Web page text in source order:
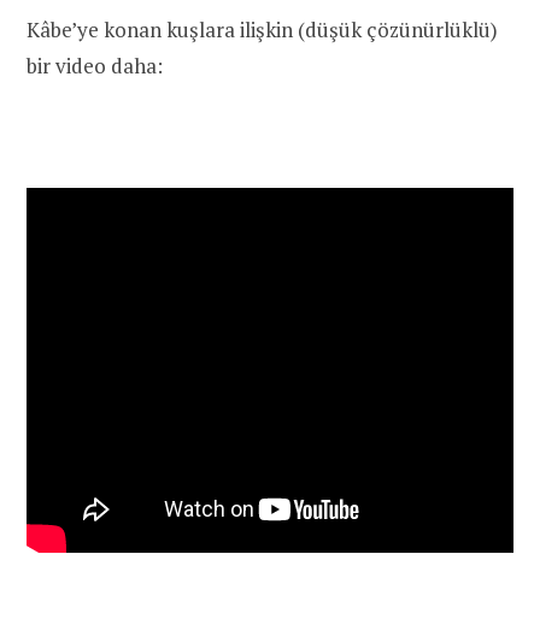
Kâbe’ye konan kuşlara ilişkin (düşük çözünürlüklü)
bir video daha: